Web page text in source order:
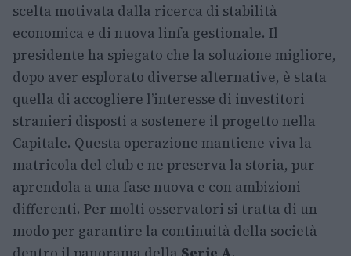
scelta motivata dalla ricerca di stabilità
economica e di nuova linfa gestionale. Il
presidente ha spiegato che la soluzione migliore,
dopo aver esplorato diverse alternative, è stata
quella di accogliere l’interesse di investitori
stranieri disposti a sostenere il progetto nella
Capitale. Questa operazione mantiene viva la
matricola del club e ne preserva la storia, pur
aprendola a una fase nuova e con ambizioni
differenti. Per molti osservatori si tratta di un
modo per garantire la continuità della società